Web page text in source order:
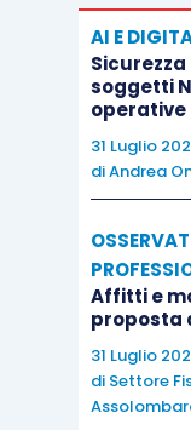
AI E
soggetti
operative
31 Luglio
diAndrea
Affitti e
proposta
31 Luglio
di Settore